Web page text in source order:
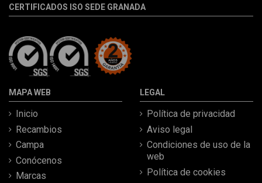
CERTIFICADOS ISO SEDE GRANADA
MAPA WEB
Inicio
Recambios
Campa
Conócenos
Marcas
LEGAL
Política de privacidad
Aviso legal
Condiciones de uso de la
web
Política de cookies